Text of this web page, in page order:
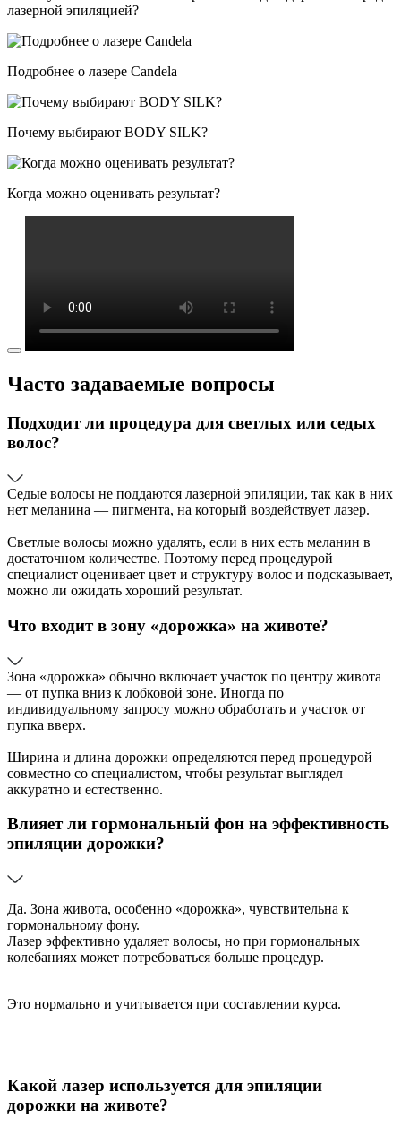
лазерной эпиляцией?
Подробнее о лазере Candela
Почему выбирают BODY SILK?
Когда можно оценивать результат?
Часто задаваемые вопросы
Подходит ли процедура для светлых или седых
волос?
Седые волосы не поддаются лазерной эпиляции, так как в них
нет меланина — пигмента, на который воздействует лазер.
Светлые волосы можно удалять, если в них есть меланин в
достаточном количестве. Поэтому перед процедурой
специалист оценивает цвет и структуру волос и подсказывает,
можно ли ожидать хороший результат.
Что входит в зону «дорожка» на животе?
Зона «дорожка» обычно включает участок по центру живота
— от пупка вниз к лобковой зоне. Иногда по
индивидуальному запросу можно обработать и участок от
пупка вверх.
Ширина и длина дорожки определяются перед процедурой
совместно со специалистом, чтобы результат выглядел
аккуратно и естественно.
Влияет ли гормональный фон на эффективность
эпиляции дорожки?
Да. Зона живота, особенно «дорожка», чувствительна к
гормональному фону.
Лазер эффективно удаляет волосы, но при гормональных
колебаниях может потребоваться больше процедур.
Это нормально и учитывается при составлении курса.
Какой лазер используется для эпиляции
дорожки на животе?